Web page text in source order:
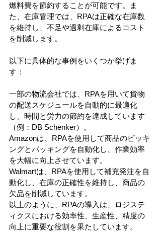
燃料費を節約することが可能です。ま
た、在庫管理では、RPAは正確な在庫数
を維持し、不足や過剰在庫によるコスト
を削減します。
以下に具体的な事例をいくつか挙げま
す：
一部の物流会社では、RPAを用いて貨物
の配送スケジュールを自動的に最適化
し、時間と労力の節約を達成しています
（例：DB Schenker）。
Amazonは、RPAを使用して商品のピッキ
ングとパッキングを自動化し、作業効率
を大幅に向上させています。
Walmartは、RPAを使用して補充発注を自
動化し、在庫の正確性を維持し、商品の
欠品を削減しています。
以上のように、RPAの導入は、ロジステ
ィクスにおける効率性、生産性、精度の
向上に重要な役割を果たしています。